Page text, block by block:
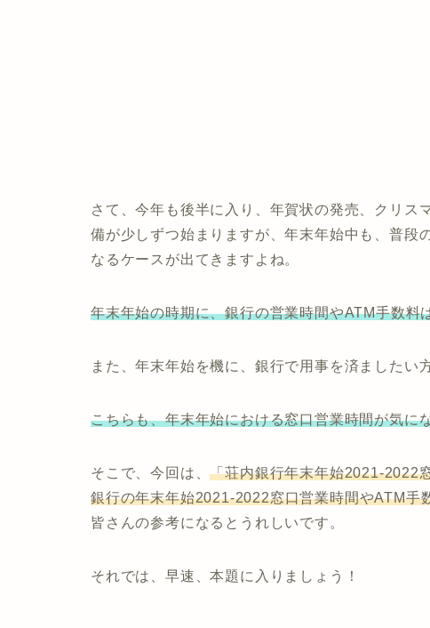
さて、今年も後半に入り、年賀状の発売、クリス
備が少しずつ始まりますが、年末年始中も、普段
なるケースが出てきますよね。
年末年始の時期に、銀行の営業時間やATM手数料
また、年末年始を機に、銀行で用事を済ましたい
こちらも、年末年始における窓口営業時間が気に
そこで、今回は、「荘内銀行年末年始2021-2022
銀行の年末年始2021-2022窓口営業時間やATM手
皆さんの参考になるとうれしいです。
それでは、早速、本題に入りましょう！